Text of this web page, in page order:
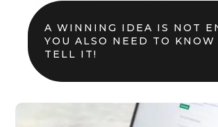
A WINNING IDEA IS NOT
YOU ALSO NEED TO
TELL IT!